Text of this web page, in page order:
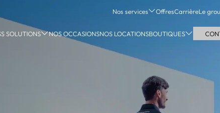
Nos services OffresCarrièreLe
SOLUTIONS NOS OCCASIONSNOS LOCATIONSBOUTIQUES